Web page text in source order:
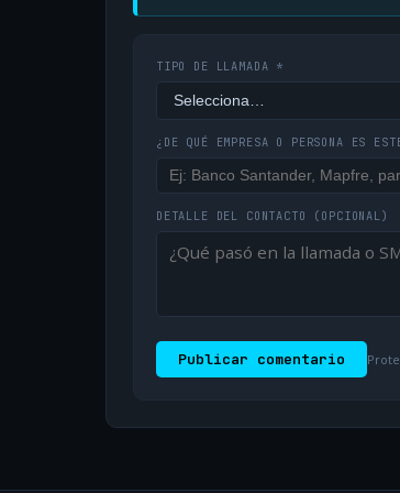
TIPO DE LLAMADA *
¿DE QUÉ EMPRESA O PERSONA ES
DETALLE DEL CONTACTO (OPCIONAL)
Publicar comentario